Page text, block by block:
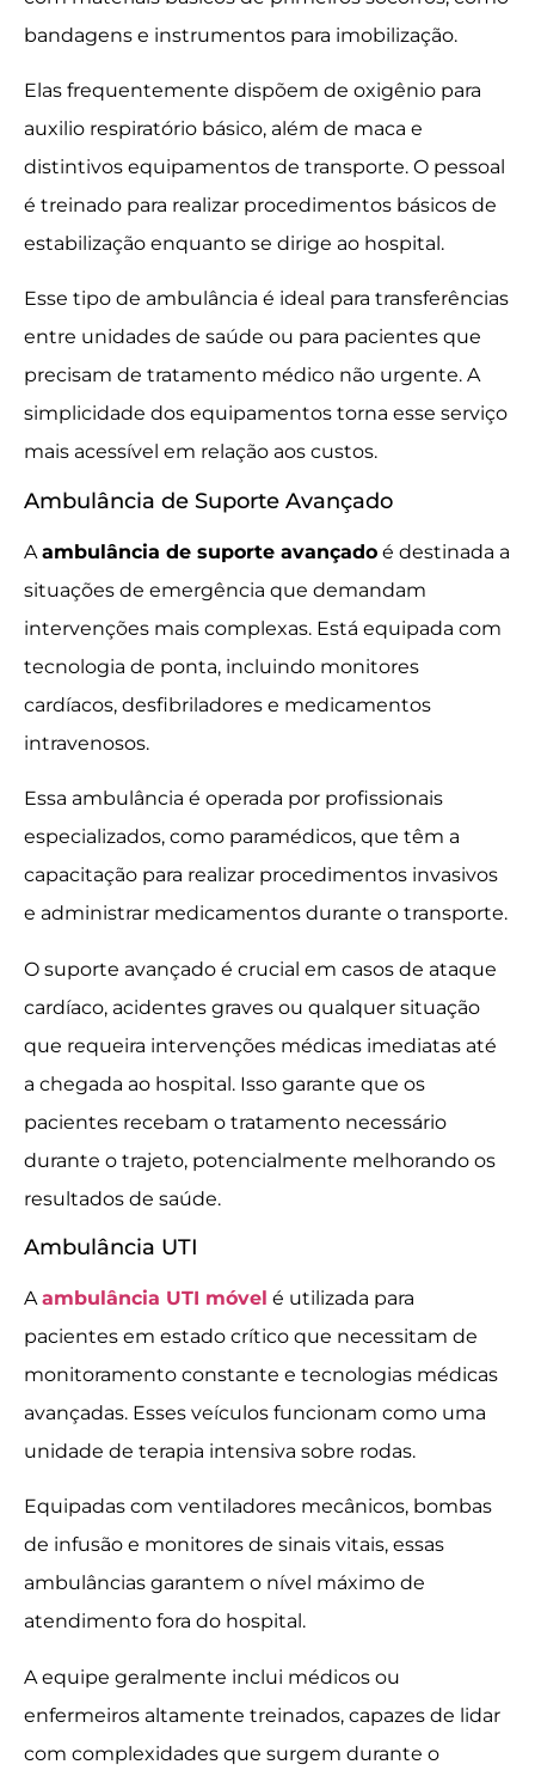
bandagens e instrumentos para imobilização.
Elas frequentemente dispõem de oxigênio para
auxilio respiratório básico, além de maca e
distintivos equipamentos de transporte. O pessoal
é treinado para realizar procedimentos básicos de
estabilização enquanto se dirige ao hospital.
Esse tipo de ambulância é ideal para transferências
entre unidades de saúde ou para pacientes que
precisam de tratamento médico não urgente. A
simplicidade dos equipamentos torna esse serviço
mais acessível em relação aos custos.
Ambulância de Suporte Avançado
A ambulância de suporte avançado é destinada a
situações de emergência que demandam
intervenções mais complexas. Está equipada com
tecnologia de ponta, incluindo monitores
cardíacos, desfibriladores e medicamentos
intravenosos.
Essa ambulância é operada por profissionais
especializados, como paramédicos, que têm a
capacitação para realizar procedimentos invasivos
e administrar medicamentos durante o transporte.
O suporte avançado é crucial em casos de ataque
cardíaco, acidentes graves ou qualquer situação
que requeira intervenções médicas imediatas até
a chegada ao hospital. Isso garante que os
pacientes recebam o tratamento necessário
durante o trajeto, potencialmente melhorando os
resultados de saúde.
Ambulância UTI
Aambulância UTI móvel é utilizada para
pacientes em estado crítico que necessitam de
monitoramento constante e tecnologias médicas
avançadas. Esses veículos funcionam como uma
unidade de terapia intensiva sobre rodas.
Equipadas com ventiladores mecânicos, bombas
de infusão e monitores de sinais vitais, essas
ambulâncias garantem o nível máximo de
atendimento fora do hospital.
A equipe geralmente inclui médicos ou
enfermeiros altamente treinados, capazes de lidar
com complexidades que surgem durante o